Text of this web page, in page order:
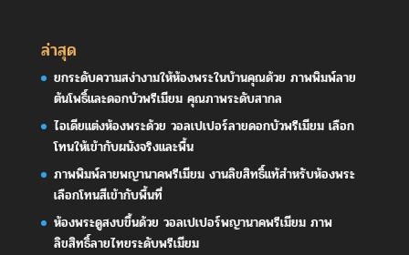
ล่าสุด
ยกระดับความสง่างามให้ห้องพระในบ้านคุณด้วย ภาพพิมพ์ลาย
ต้นโพธิ์และดอกบัวพรีเมียม คุณภาพระดับสากล
ไอเดียแต่งห้องพระด้วย วอลเปเปอร์ลายดอกบัวพรีเมียม เลือก
โทนให้เข้ากับผนังจริงและพื้น
ภาพพิมพ์ลายพญานาคพรีเมียม งานลิขสิทธิ์แท้สำหรับห้องพระ
เลือกโทนสีเข้ากับพื้นที่
ห้องพระดูสงบขึ้นด้วย วอลเปเปอร์พญานาคพรีเมียม ภาพ
ลิขสิทธิ์ลายไทยระดับพรีเมียม